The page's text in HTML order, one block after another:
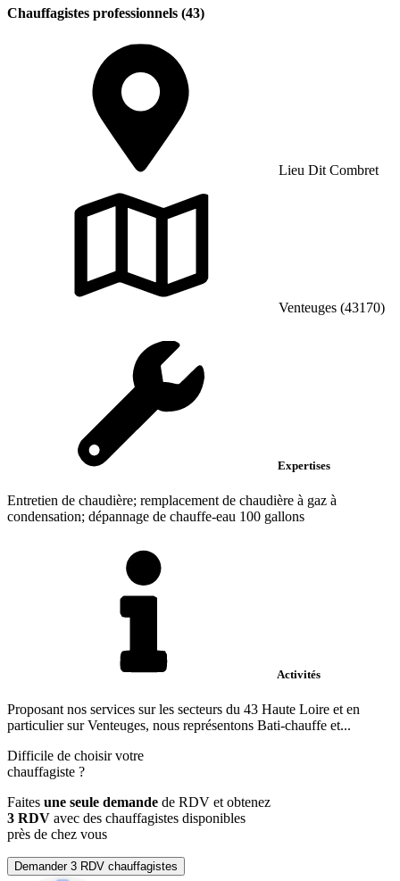
Chauffagistes professionnels (43)
Lieu Dit Combret
Venteuges (43170)
Expertises
Entretien de chaudière; remplacement de chaudière à gaz à
condensation; dépannage de chauffe-eau 100 gallons
Activités
Proposant nos services sur les secteurs du 43 Haute Loire et en
particulier sur Venteuges, nous représentons Bati-chauffe et...
Difficile de choisir votre
chauffagiste ?
Faites une seule demande de RDV et obtenez
3 RDV avec des chauffagistes disponibles
près de chez vous
Demander 3 RDV chauffagistes